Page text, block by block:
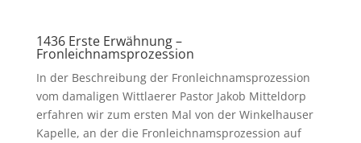
1436 Erste Erwähnung –
Fronleichnamsprozession
In der Beschreibung der Fronleichnamsprozession
vom damaligen Wittlaerer Pastor Jakob Mitteldorp
erfahren wir zum ersten Mal von der Winkelhauser
Kapelle, an der die Fronleichnamsprozession auf